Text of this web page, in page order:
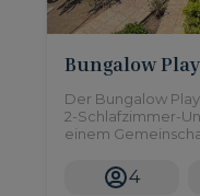
Bungalow
Der Bungalow
2-Schlafzimmer-
einem
Inglés verbunden.
4